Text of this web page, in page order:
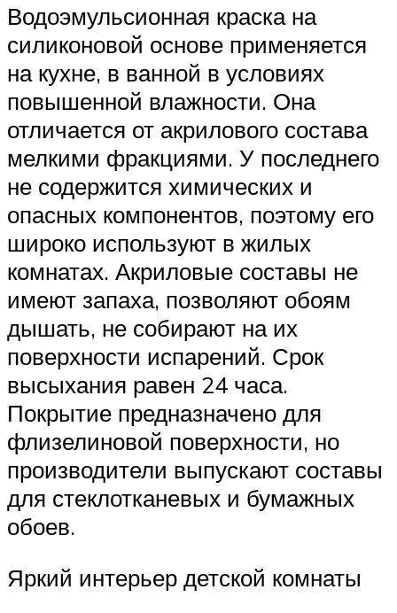
Водоэмульсионная краска на
силиконовой основе применяется
на кухне, в ванной в условиях
повышенной влажности. Она
отличается от акрилового состава
мелкими фракциями. У последнего
не содержится химических и
опасных компонентов, поэтому его
широко используют в жилых
комнатах. Акриловые составы не
имеют запаха, позволяют обоям
дышать, не собирают на их
поверхности испарений. Срок
высыхания равен 24 часа.
Покрытие предназначено для
флизелиновой поверхности, но
производители выпускают составы
для стеклотканевых и бумажных
обоев.
Яркий интерьер детской комнаты